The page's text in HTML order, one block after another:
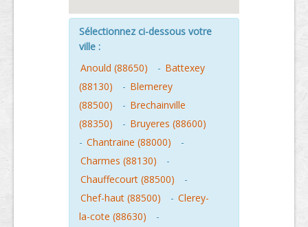
Sélectionnez ci-dessous votre
ville :
Anould (88650)
- Battexey
(88130)
- Blemerey
(88500)
- Brechainville
(88350)
- Bruyeres (88600)
- Chantraine (88000)
-
Charmes (88130)
-
Chauffecourt (88500)
-
Chef-haut (88500)
- Clerey-
la-cote (88630)
-